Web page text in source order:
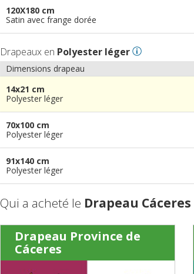
120X180 cm
Satin avec frange dorée
Drapeaux en Polyester léger
Dimensions drapeau
14x21 cm
Polyester léger
70x100 cm
Polyester léger
91x140 cm
Polyester léger
Qui a acheté le Drapeau Cáceres
Drapeau Province de
Cáceres